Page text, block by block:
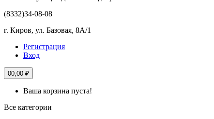
(8332)34-08-08
г. Киров, ул. Базовая, 8А/1
Регистрация
Вход
00,00 ₽
Ваша корзина пуста!
Все категории